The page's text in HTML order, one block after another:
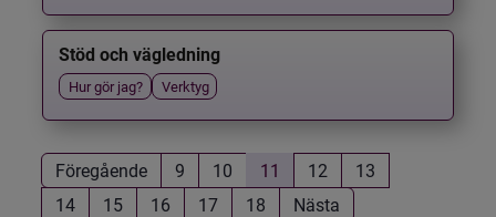
Stöd och vägledning
Hur gör jag? Verktyg
Föregående 9 10 11 12
13
14
15 16 17 18 Nästa